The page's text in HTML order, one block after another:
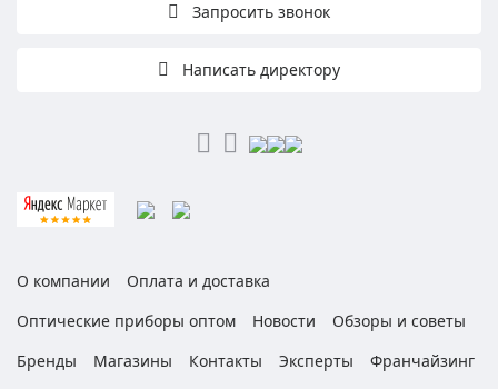
Запросить звонок
Написать директору
О компании
Оплата и доставка
Оптические приборы оптом
Новости
Обзоры и советы
Бренды
Магазины Контакты Эксперты
Франчайзинг